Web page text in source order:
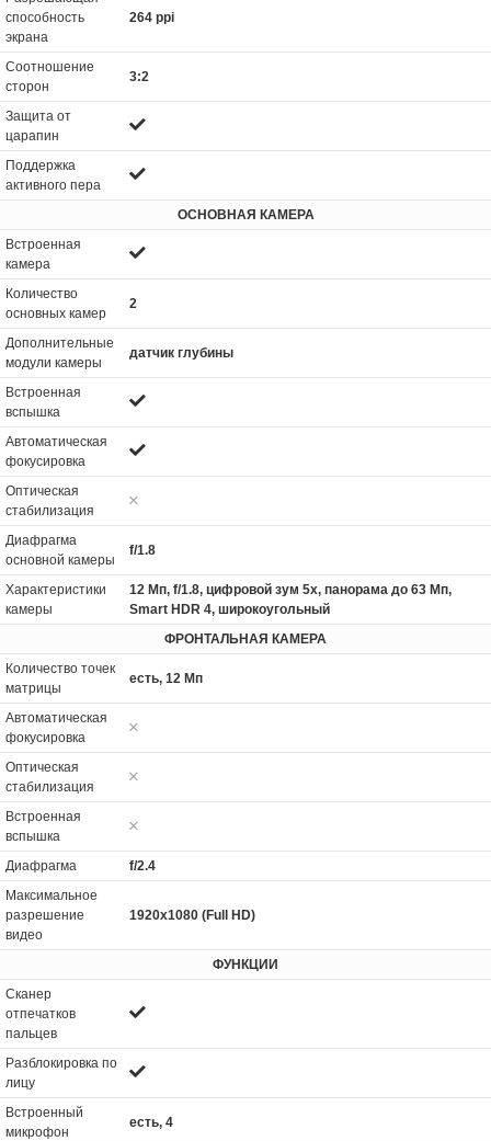
способность
экрана
264 ppi
Соотношение
сторон
3:2
Защита от
царапин
Поддержка
активного пера
ОСНОВНАЯ КАМЕРА
Встроенная
камера
Количество
основных камер
2
Дополнительные
модули камеры
датчик глубины
Встроенная
вспышка
Автоматическая
фокусировка
Оптическая
стабилизация
Диафрагма
основной камеры
f/1.8
Характеристики
камеры
12 Мп, f/1.8, цифровой зум 5x, панорама до 63 Мп,
Smart HDR 4, широкоугольный
ФРОНТАЛЬНАЯ КАМЕРА
Количество точек
матрицы
есть, 12 Мп
Автоматическая
фокусировка
Оптическая
стабилизация
Встроенная
вспышка
Диафрагма
f/2.4
Максимальное
разрешение
видео
1920x1080 (Full HD)
ФУНКЦИИ
Сканер
отпечатков
пальцев
Разблокировка по
лицу
Встроенный
микрофон
есть, 4